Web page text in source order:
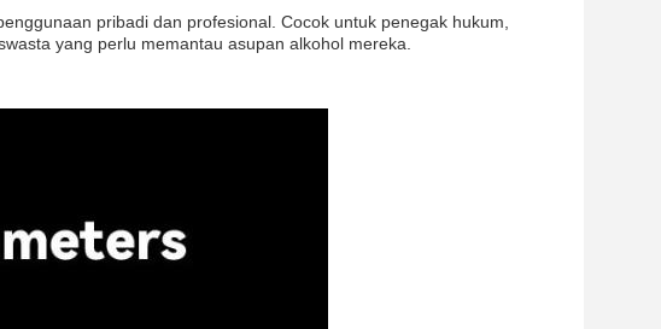
pribadi dan profesional. Cocok untuk penegak hukum,
yang perlu memantau asupan alkohol mereka.